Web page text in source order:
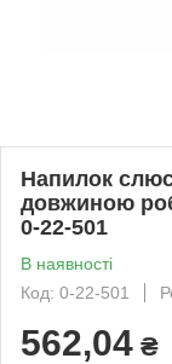
Напилок
довжиною
0-22-501
В наявності
Код: 0-22-501
562,04 ₴